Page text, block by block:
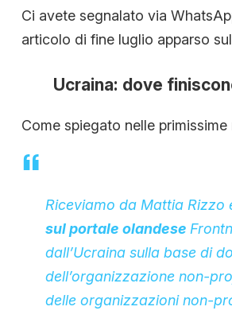
CONTATTI
CHI SIAMO
Ci avete segnalato via
articolo di fine luglio apparso
Ucraina: dove
Come spiegato nelle
Riceviamo da Mattia
sul portale olandese
dall’Ucraina sulla base di
dell’organizzazione non-
delle organizzazioni non-